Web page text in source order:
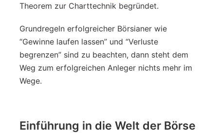
Theorem zur Charttechnik begründet.
Grundregeln erfolgreicher Börsianer wie
“Gewinne laufen lassen” und “Verluste
begrenzen” sind zu beachten, dann steht dem
Weg zum erfolgreichen Anleger nichts mehr im
Wege.
Einführung in die Welt der Börse